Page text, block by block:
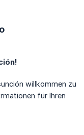
willkommen zu
für Ihren